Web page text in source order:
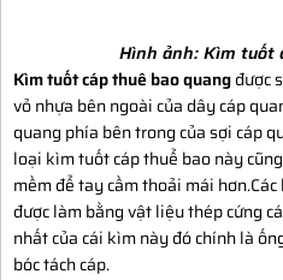
Hình ảnh:Kìm tuốt
Kìm tuốt cáp thuê bao quangđược
vỏ nhựa bên ngoài của dây cáp
quang phía bên trong của sợi cáp
loại kìm tuốt cáp thuể bao này
mềm để tay cầm thoải mái
được làm bằng vật liệu thép cứng
nhất của cái kìm này đó chính là
bóc tách cáp.